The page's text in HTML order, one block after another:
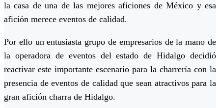
la casa de una de las mejores aficiones de México y esa
afición merece eventos de calidad.
Por ello un entusiasta grupo de empresarios de la mano de
la operadora de eventos del estado de Hidalgo decidió
reactivar este importante escenario para la charrería con la
presencia de eventos de calidad que sean atractivos para la
gran afición charra de Hidalgo.